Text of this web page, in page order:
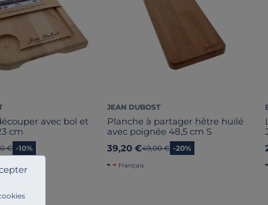
avec bol et
cm
prix
€ -10%
JEAN DUBOST
Planche à partager hêtre huilé
avec poignée 48,5 cm S
39,20 €Ancien prix
49,00 € -20%
Français